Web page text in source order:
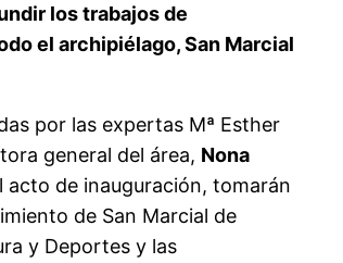
los trabajos de
el archipiélago, San Marcial
por las expertas Mª Esther
general del área, Nona
acto de inauguración, tomarán
de San Marcial de
y Deportes y las